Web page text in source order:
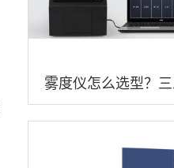
雾度仪怎么选型？
品牌雾度仪怎么